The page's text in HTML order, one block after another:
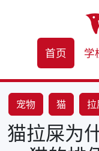
首页 学
宠物 猫 拉
猫拉屎为